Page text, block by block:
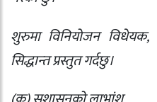
शुरुमा विनियोजन विधेयक,
सिद्धान्‍त प्रस्तुत गर्दछु।